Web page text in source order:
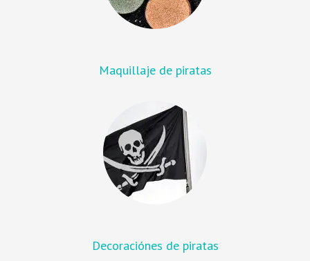
Maquillaje de piratas
Decoraciónes de piratas